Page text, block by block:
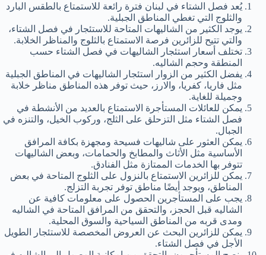
يُعد فصل الشتاء في لبنان فترة رائعة للاستمتاع بالطقس البارد
والثلوج التي تغطي المناطق الجبلية.
يوجد الكثير من الشاليهات المتاحة للاستئجار في فصل الشتاء،
والتي تتيح للزائرين فرصة الاستمتاع بالثلوج والمناظر الخلابة.
تختلف أسعار استئجار الشاليهات في فصل الشتاء حسب
المنطقة وحجم الشاليه.
يفضل الكثير من الزوار استئجار الشاليهات في المناطق الجبلية
مثل فاريا، كفريا، والارز، حيث توفر هذه المناطق مناظر خلابة
وجميلة للغاية.
يمكن للعائلات المستأجرة الاستمتاع بالعديد من الأنشطة في
فصل الشتاء مثل التزحلق على الثلج، وركوب الخيل، والتنزه في
الجبال.
يمكن العثور على شاليهات فسيحة ومجهزة بكافة المرافق
الأساسية مثل الأثاث والمطابخ والحمامات، وبعض الشاليهات
تتوفر بها الخدمات الممتازة مثل الفنادق.
يمكن للزائرين الاستمتاع بالنزول على الثلوج المتاحة في بعض
المناطق، ويوجد أيضًا مناطق توفر تجربة التزلج.
يجب على المستأجرين الحصول على معلومات كافية عن
الشاليه قبل الحجز، والتحقق من المرافق المتاحة في الشاليه
ومدى قربه من المناطق السياحية والسوق المحلية.
يمكن للزائرين البحث عن العروض المخصصة للاستئجار الطويل
الأجل في فصل الشتاء.